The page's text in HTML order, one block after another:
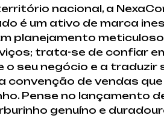
nacional, a
é um ativo de marca
planejamento
trata-se de confiar
seu negócio e a traduzir
convenção de vendas
Pense no lançamento
genuíno e